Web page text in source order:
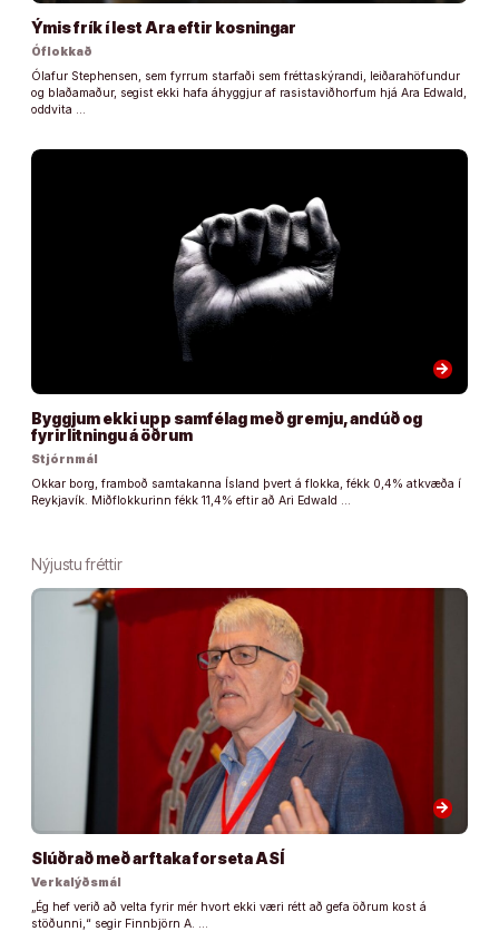
Ýmis frík í lest Ara eftir kosningar
Óflokkað
Ólafur Stephensen, sem fyrrum starfaði sem fréttaskýrandi, leiðarahöfundur
og blaðamaður, segist ekki hafa áhyggjur af rasistaviðhorfum hjá Ara Edwald,
oddvita …
arrow_forward
Byggjum ekki upp samfélag með gremju, andúð og
fyrirlitningu á öðrum
Stjórnmál
Okkar borg, framboð samtakanna Ísland þvert á flokka, fékk 0,4% atkvæða í
Reykjavík. Miðflokkurinn fékk 11,4% eftir að Ari Edwald …
Nýjustu fréttir
arrow_forward
Slúðrað með arftaka forseta ASÍ
Verkalýðsmál
„Ég hef verið að velta fyrir mér hvort ekki væri rétt að gefa öðrum kost á
stöðunni,“ segir Finnbjörn A. …